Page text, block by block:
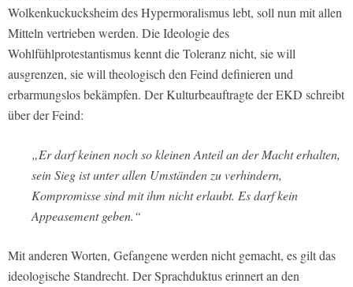
Wolkenkuckucksheim des Hypermoralismus lebt, soll nun mit allen
Mitteln vertrieben werden. Die Ideologie des
Wohlfühlprotestantismus kennt die Toleranz nicht, sie will
ausgrenzen, sie will theologisch den Feind definieren und
erbarmungslos bekämpfen. Der Kulturbeauftragte der EKD schreibt
über der Feind:
„Er darf keinen noch so kleinen Anteil an der Macht erhalten,
sein Sieg ist unter allen Umständen zu verhindern,
Kompromisse sind mit ihm nicht erlaubt. Es darf kein
Appeasement geben.“
Mit anderen Worten, Gefangene werden nicht gemacht, es gilt das
ideologische Standrecht. Der Sprachduktus erinnert an den